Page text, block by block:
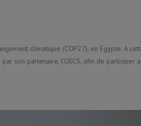
climatique (COP27), en Egypte. A
son partenaire, l’OECS, afin de participer